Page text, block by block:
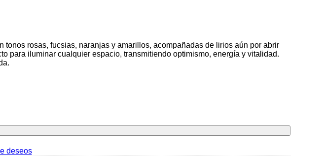
en el carrito.
rosas, fucsias, naranjas y amarillos, acompañadas de lirios aún por abrir
para iluminar cualquier espacio, transmitiendo optimismo, energía y vitalidad.
deseos